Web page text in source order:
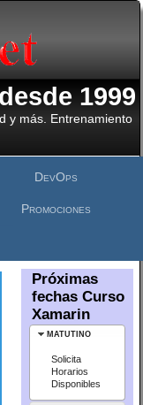
1999
y más. Entrenamiento
DevOps
Promociones
Próximas
fechas Curso
Xamarin
MATUTINO
Solicita
Horarios
Disponibles